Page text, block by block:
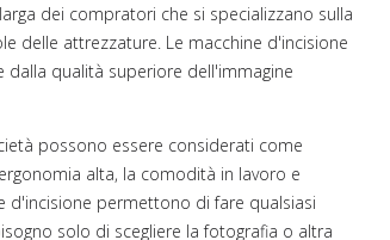
dei compratori che si specializzano sulla
delle attrezzature. Le macchine d'incisione
dalla qualità superiore dell'immagine
possono essere considerati come
alta, la comodità in lavoro e
d'incisione permettono di fare qualsiasi
solo di scegliere la fotografia o altra